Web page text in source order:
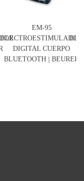
EM-95
ELECTROESTIMULADOR
DIGITAL CUERPO
BLUETOOTH | BEURER